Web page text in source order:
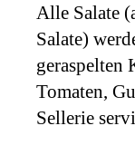
Alle Salate
Salate)
geraspelten
Tomaten,
Sellerie